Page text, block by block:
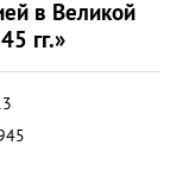
в Великой
гг.»